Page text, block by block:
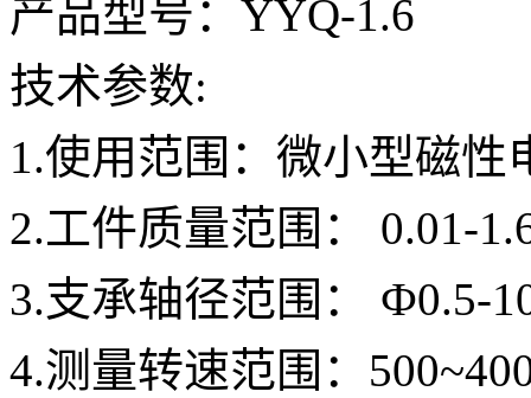
产品型号： YYQ-1.6
技术参数:
1.使用范围：微小型磁性
2.工件质量范围：
0.01-
3.支承轴径范围： Ф0.5-
4.测量转速范围：